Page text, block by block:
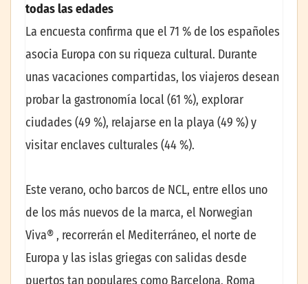
todas las edades
La encuesta confirma que el 71 % de los españoles
asocia Europa con su riqueza cultural. Durante
unas vacaciones compartidas, los viajeros desean
probar la gastronomía local (61 %), explorar
ciudades (49 %), relajarse en la playa (49 %) y
visitar enclaves culturales (44 %).
Este verano, ocho barcos de NCL, entre ellos uno
de los más nuevos de la marca, el Norwegian
Viva® , recorrerán el Mediterráneo, el norte de
Europa y las islas griegas con salidas desde
puertos tan populares como Barcelona, Roma